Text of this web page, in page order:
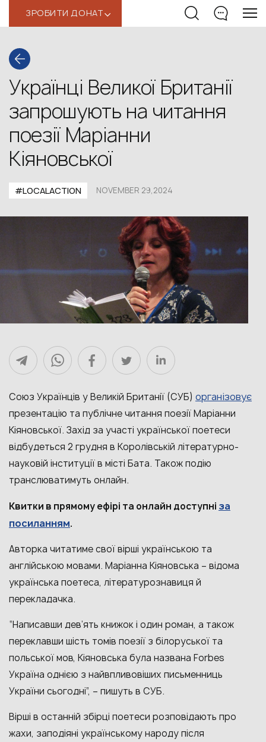
ЗРОБИТИ ДОНАТ‹
Українці Великої Британії
запрошують на читання
поезії Маріанни
Кіяновської
#LOCALACTION NOVEMBER 29,2024
Союз Українців у Великій Британії (СУБ) організовує
презентацію та публічне читання поезії Маріанни
Кіяновської. Захід за участі української поетеси
відбудеться 2 грудня в Королівській літературно-
науковій інституції в місті Бата. Також подію
транслюватимуть онлайн.
Квитки в прямому ефірі та онлайн доступні за
посиланням.
Авторка читатиме свої вірші українською та
англійською мовами. Маріанна Кіяновська – відома
українська поетеса, літературознавиця й
перекладачка.
“Написавши дев’ять книжок і один роман, а також
переклавши шість томів поезії з білоруської та
польської мов, Кіяновська була названа Forbes
Україна однією з найвпливовіших письменниць
України сьогодні”, – пишуть в СУБ.
Вірші в останній збірці поетеси розповідають про
жахи, заподіяні українському народу після